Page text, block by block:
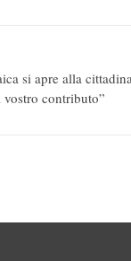
si apre alla
contributo”